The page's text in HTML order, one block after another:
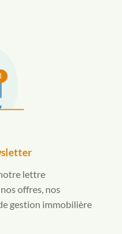
1
lettre
offres, nos
gestion immobilière